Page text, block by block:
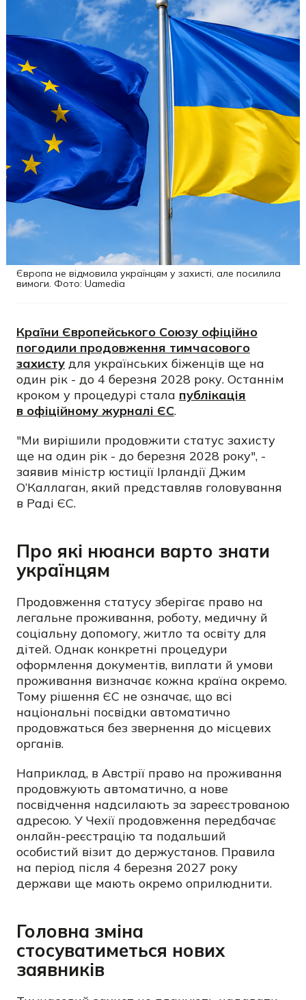
Європа не відмовила українцям у захисті, але посилила
вимоги. Фото: Uamedia
Країни Європейського Союзу офіційно
погодили продовження тимчасового
захисту для українських біженців ще на
один рік - до 4 березня 2028 року. Останнім
кроком у процедурі стала публікація
в офіційному журналі ЄС.
"Ми вирішили продовжити статус захисту
ще на один рік - до березня 2028 року", -
заявив міністр юстиції Ірландії Джим
О’Каллаган, який представляв головування
в Раді ЄС.
Про які нюанси варто знати
українцям
Продовження статусу зберігає право на
легальне проживання, роботу, медичну й
соціальну допомогу, житло та освіту для
дітей. Однак конкретні процедури
оформлення документів, виплати й умови
проживання визначає кожна країна окремо.
Тому рішення ЄС не означає, що всі
національні посвідки автоматично
продовжаться без звернення до місцевих
органів.
Наприклад, в Австрії право на проживання
продовжують автоматично, а нове
посвідчення надсилають за зареєстрованою
адресою. У Чехії продовження передбачає
онлайн-реєстрацію та подальший
особистий візит до держустанов. Правила
на період після 4 березня 2027 року
держави ще мають окремо оприлюднити.
Головна зміна
стосуватиметься нових
заявників